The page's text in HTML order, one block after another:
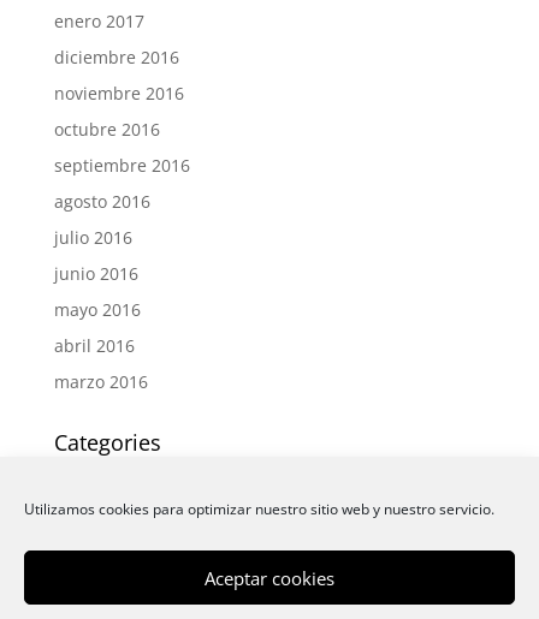
Utilizamos cookies para optimizar nuestro sitio web y nuestro servicio.
Aceptar cookies
enero 2017
diciembre 2016
noviembre 2016
octubre 2016
septiembre 2016
agosto 2016
julio 2016
junio 2016
mayo 2016
abril 2016
marzo 2016
Categories
Eventos
News